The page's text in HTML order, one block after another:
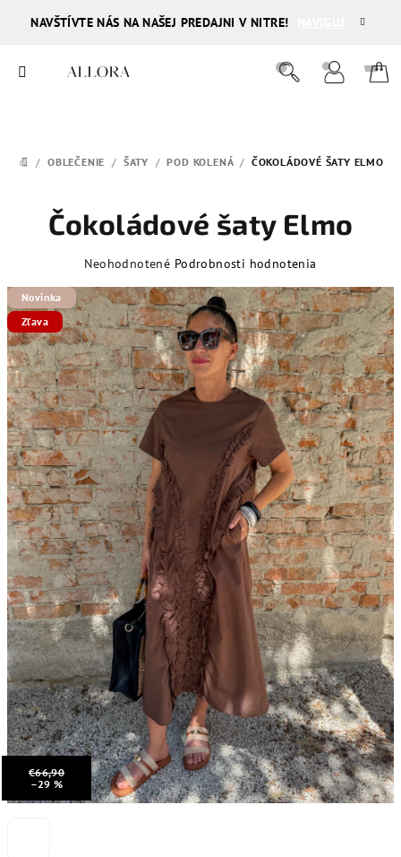
NAVŠTÍVTE NÁS NA NAŠEJ PREDAJNI V NITRE!
DOMOV
/ OBLEČENIE / ŠATY / POD KOLENÁ / ČOKOLÁDOVÉ ŠATY ELMO
Čokoládové šaty Elmo
Priemerné
produktu
je
0,0
z
5
hviezdičiek.
Neohodnotené Podrobnosti hodnotenia
Novinka
Zľava
€66,90
–29 %